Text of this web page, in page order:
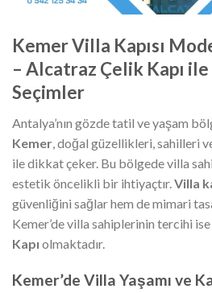
Kemer Villa Kapısı
– Alcatraz Çelik Kapı
Seçimler
Antalya’nın gözde tatil ve yaşam
Kemer , doğal güzellikleri, sahilleri
ile dikkat çeker. Bu bölgede villa
estetik öncelikli bir ihtiyaçtır. Villa
güvenliğini sağlar hem de mimari
Kemer’de villa sahiplerinin tercihi ise
Kapı olmaktadır.
Kemer’de Villa Yaşamı ve